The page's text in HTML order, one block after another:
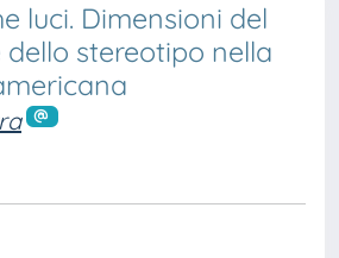
luci. Dimensioni del
dello stereotipo nella